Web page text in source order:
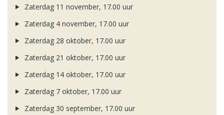
Zaterdag 11 november, 17.00 uur
Zaterdag 4 november, 17.00 uur
Zaterdag 28 oktober, 17.00 uur
Zaterdag 21 oktober, 17.00 uur
Zaterdag 14 oktober, 17.00 uur
Zaterdag 7 oktober, 17.00 uur
Zaterdag 30 september, 17.00 uur